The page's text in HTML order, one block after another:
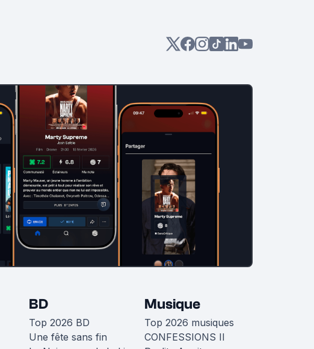
BD
Top 2026 BD
Une fête sans fin
Musique
Top 2026 musiques
CONFESSIONS II